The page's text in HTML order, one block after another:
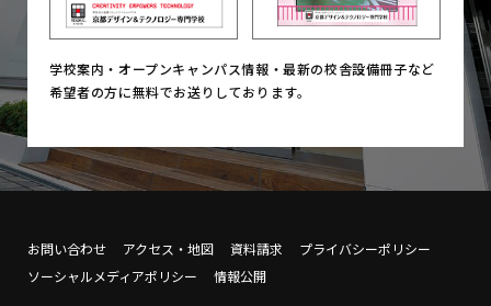
学校案内・オープンキャンパス情報・最新の校舎設備冊子など
希望者の方に無料でお送りしております。
お問い合わせ アクセス・地図 資料請求
プライバシーポリシー
ソーシャルメディアポリシー
情報公開